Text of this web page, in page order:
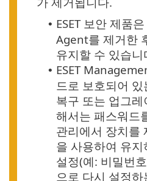
• ESET 보안 제품
Agent를 제거한
유지할 수 있습니
• ESET
드로 보호되어
복구 또는 업그
해서는 패스워드
관리에서 장치를
을 사용하여 유
설정(예: 비밀번
으로 다시 설정